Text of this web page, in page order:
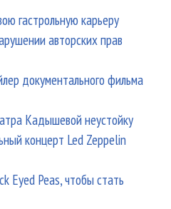
гастрольную карьеру
авторских прав
документального фильма
Кадышевой неустойку
концерт Led Zeppelin
Eyed Peas, чтобы стать